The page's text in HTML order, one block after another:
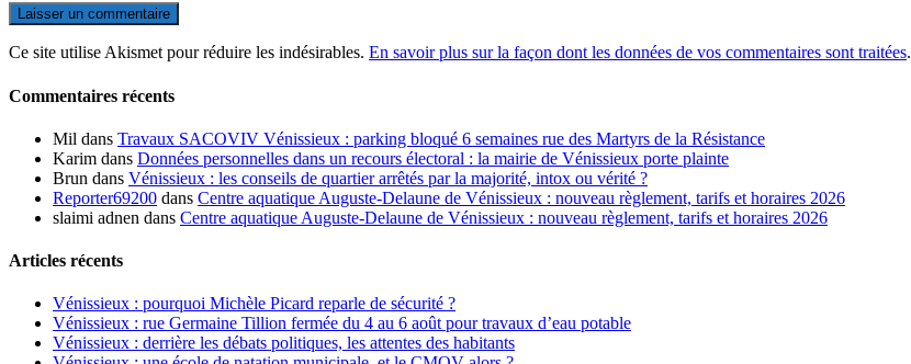
Ce site utilise Akismet pour réduire les indésirables. En savoir plus sur la façon dont les données de vos commentaires sont traitées.
Commentaires récents
Mil dans Travaux SACOVIV Vénissieux : parking bloqué 6 semaines rue des Martyrs de la Résistance
Karim dans Données personnelles dans un recours électoral : la mairie de Vénissieux porte plainte
Brun dans Vénissieux : les conseils de quartier arrêtés par la majorité, intox ou vérité ?
Reporter69200 dans Centre aquatique Auguste-Delaune de Vénissieux : nouveau règlement, tarifs et horaires 2026
slaimi adnen dans Centre aquatique Auguste-Delaune de Vénissieux : nouveau règlement, tarifs et horaires 2026
Articles récents
Vénissieux : pourquoi Michèle Picard reparle de sécurité ?
Vénissieux : rue Germaine Tillion fermée du 4 au 6 août pour travaux d’eau potable
Vénissieux : derrière les débats politiques, les attentes des habitants